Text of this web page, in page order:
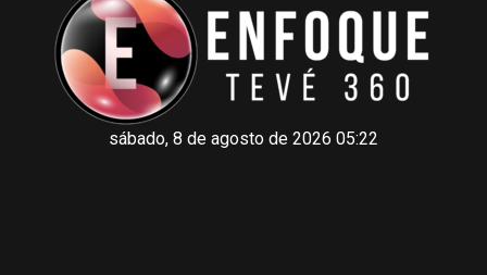
sábado, 8 de agosto de 2026 05:22